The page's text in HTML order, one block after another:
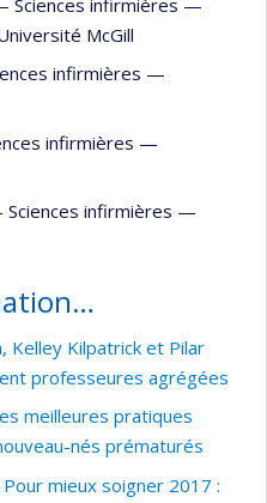
McGill
infirmières —
infirmières —
Sciences infirmières —
Kelley Kilpatrick et Pilar
professeures agrégées
meilleures pratiques
nés prématurés
mieux soigner 2017 :